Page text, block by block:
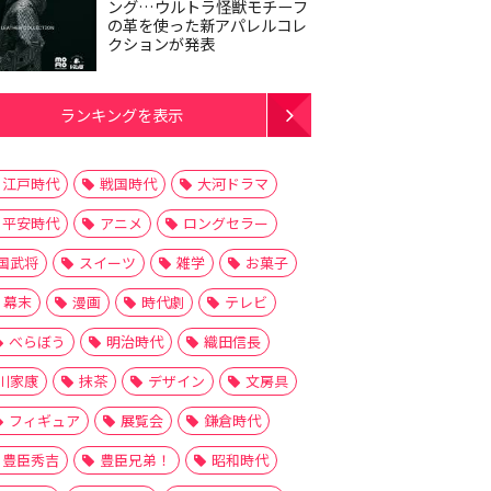
ング…ウルトラ怪獣モチーフ
の革を使った新アパレルコレ
クションが発表
ランキングを表示
江戸時代 戦国時代
大河ドラマ
平安時代
アニメ
ロングセラー
武将
スイーツ 雑学
お菓子
幕末
漫画 時代劇
テレビ
べらぼう
明治時代
織田信長
家康
抹茶 デザイン
文房具
フィギュア
展覧会
鎌倉時代
豊臣秀吉
豊臣兄弟！
昭和時代